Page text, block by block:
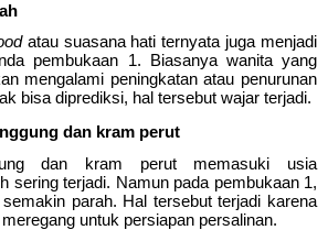
atau suasana hati ternyata juga menjadi
pembukaan 1. Biasanya wanita yang
bisa diprediksi, hal tersebut wajar terjadi.
dan kram perut
dan kram perut memasuki usia
sering terjadi. Namun pada pembukaan 1,
parah. Hal tersebut terjadi karena
untuk persiapan persalinan.